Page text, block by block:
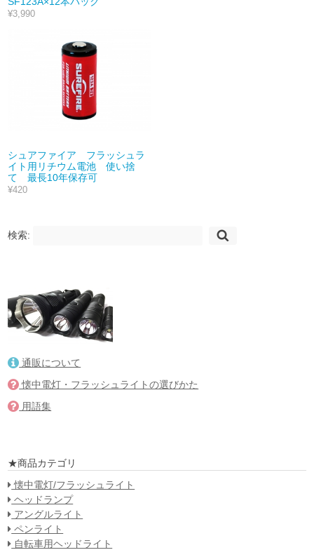
¥3,990
シュアファイア フラッシュラ
イト用リチウム電池 使い捨
て 最長10年保存可
¥420
検索:
通販について
懐中電灯・フラッシュライトの選びかた
用語集
★商品カテゴリ
懐中電灯/フラッシュライト
ヘッドランプ
アングルライト
ペンライト
自転車用ヘッドライト